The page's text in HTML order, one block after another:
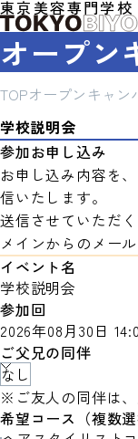
東京美容専門学校
オープン
TOPオープンキャン
学校説明会
参加お申し込み
お申し込み内容を
信いたします。
送信させていただ
メインからのメー
イベント名
学校説明会
参加回
2026年08月30日
ご父兄の同伴
※ご友人の同伴は
希望コース（複数選